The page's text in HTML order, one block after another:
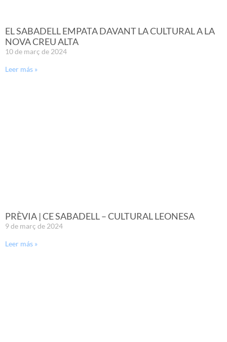
EL SABADELL EMPATA DAVANT LA CULTURAL A LA
NOVA CREU ALTA
10 de març de 2024
Leer más »
PRÈVIA | CE SABADELL – CULTURAL LEONESA
9 de març de 2024
Leer más »